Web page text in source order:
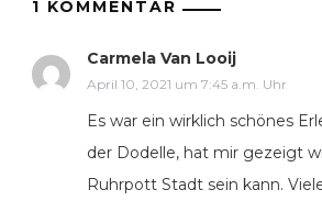
1 KOMMENTAR
Carmela Van Looij
April 10, 2021 um 7:45 a.m. Uhr
Es war ein wirklich schönes
der Dodelle, hat mir gezeigt
Ruhrpott Stadt sein kann.